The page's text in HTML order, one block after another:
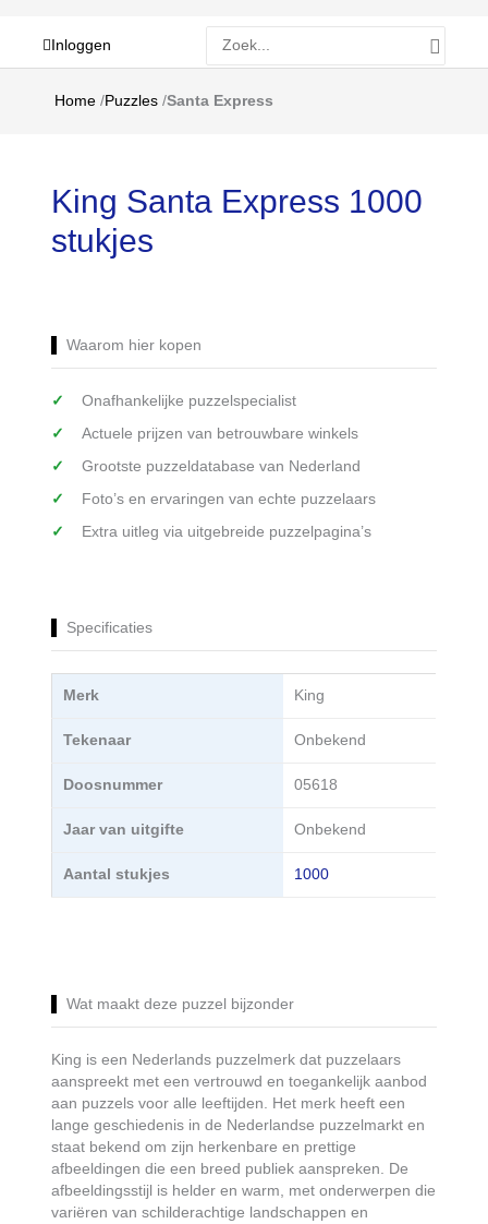
Inloggen
naar:
Home /Puzzles /Santa Express
King Santa Express 1000
stukjes
Waarom hier kopen
Onafhankelijke puzzelspecialist
Actuele prijzen van betrouwbare winkels
Grootste puzzeldatabase van Nederland
Foto’s en ervaringen van echte puzzelaars
Extra uitleg via uitgebreide puzzelpagina’s
Specificaties
Merk King
Tekenaar Onbekend
Doosnummer 05618
Jaar van uitgifte Onbekend
Aantal stukjes 1000
Wat maakt deze puzzel bijzonder
King is een Nederlands puzzelmerk dat puzzelaars
aanspreekt met een vertrouwd en toegankelijk aanbod
aan puzzels voor alle leeftijden. Het merk heeft een
lange geschiedenis in de Nederlandse puzzelmarkt en
staat bekend om zijn herkenbare en prettige
afbeeldingen die een breed publiek aanspreken. De
afbeeldingsstijl is helder en warm, met onderwerpen die
variëren van schilderachtige landschappen en